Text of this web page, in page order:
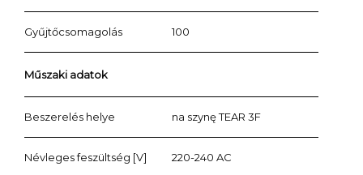
Gyűjtőcsomagolás 100
Műszaki adatok
Beszerelés helye na szynę TEAR 3F
Névleges feszültség [V] 220-240 AC